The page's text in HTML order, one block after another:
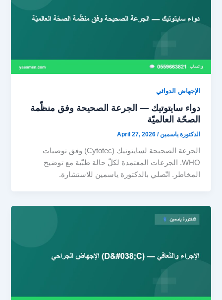
الإجهاض الدوائي
دواء سايتوتيك — الجرعة الصحيحة وفق منظّمة
الصحّة العالميّة
الدكتورة ياسمين/
April 27, 2026
الجرعة الصحيحة لسايتوتيك (Cytotec) وفق توصيات
WHO. الجرعات المعتمدة لكلّ حالة طبّية مع توضيح
المخاطر. اتّصلي بالدكتورة ياسمين للاستشارة.